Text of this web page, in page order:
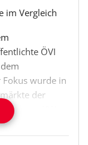
im Vergleich
ÖVI
wurde in
der
knapp 40%
Ergänzt
Übersicht